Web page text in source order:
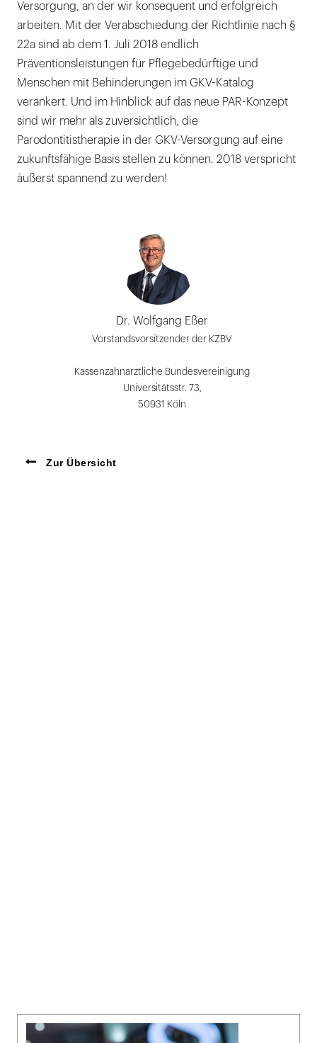
Versorgung, an der wir konsequent und erfolgreich
arbeiten. Mit der Verabschiedung der Richtlinie nach §
22a sind ab dem 1. Juli 2018 endlich
Präventionsleistungen für Pflegebedürftige und
Menschen mit Behinderungen im GKV-Katalog
verankert. Und im Hinblick auf das neue PAR-Konzept
sind wir mehr als zuversichtlich, die
Parodontitistherapie in der GKV-Versorgung auf eine
zukunftsfähige Basis stellen zu können. 2018 verspricht
äußerst spannend zu werden!
Dr. Wolfgang Eßer
Vorstandsvorsitzender der KZBV
Kassenzahnärztliche Bundesvereinigung
Universitätsstr. 73,
50931 Köln
Zur Übersicht